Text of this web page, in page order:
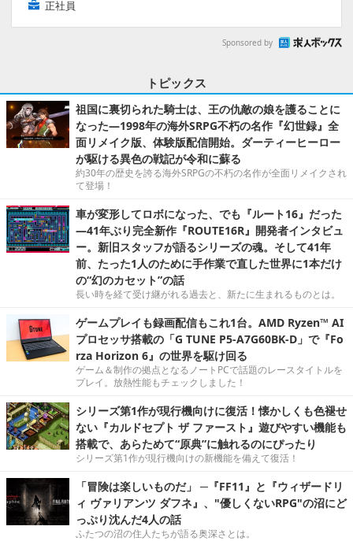
正社員
Sponsored by
トピックス
祖国に裏切られた騎士は、王の仇敵の娘を護ることに
なった―1998年の海外SRPG不朽の名作『幻世録』全
面リメイク版、体験版配信開始。ダーティーヒーロー
が駆ける異色の戦記が令和に蘇る
約30年の歴史を誇る海外SRPGの不朽の名作が全面リメイクされ
て登場！
車が変形してロボになった、でも『ルート16』だった
―41年ぶり完全新作『ROUTE16R』開発者インタビュ
ー。新旧スタッフが語るシリーズの魂。そして41年
前、たった1人のために手作業で直した世界に1本だけ
の“幻のカセット”の話
長い時を経て受け継がれる過去と、新たに生まれるものとは。
ゲームプレイも録画配信もこれ1台。AMD Ryzen™ AI
プロセッサ搭載の「G TUNE P5-A7G60BK-D」で『Fo
rza Horizon 6』の世界を駆け回る
ゲーム＆制作の拠点となるノートPCで話題のレースタイトルを
プレイ。放熱性能もチェックしました！
シリーズ第1作が現行機向けに復活！懐かしくも色褪せ
ない『カルドセプト ザ ファースト』遊びやすい機能も
搭載で、あらためて“原典”に触れるのにぴったり
シリーズ第1作が現行機向けの新機能を備えて復活！
「冒険は楽しいものだ」 ─『FF11』と『ウィザードリ
ィ ヴァリアンツ ダフネ』、"優しくないRPG"の沼にど
っぷり沈んだ4人の話
ふたつの沼の住人たちが語る奥深さとは。